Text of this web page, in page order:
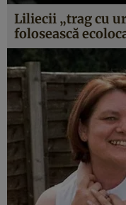
Liliecii „trag cu
folosească